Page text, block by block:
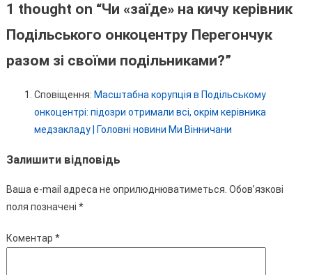
1 thought on “Чи «заїде» на кичу керівник
Подільського онкоцентру Перегончук
разом зі своїми подільниками?”
Сповіщення: Масштабна корупція в Подільському
онкоцентрі: підозри отримали всі, окрім керівника
медзакладу | Головні новини Ми Вінничани
Залишити відповідь
Ваша e-mail адреса не оприлюднюватиметься. Обов’язкові
поля позначені *
Коментар *